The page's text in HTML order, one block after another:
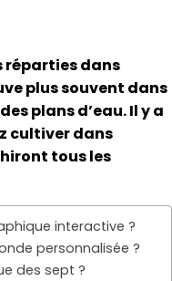
réparties dans
plus souvent dans
plans d’eau. Il y a
cultiver dans
tous les
interactive ?
personnalisée ?
des sept ?